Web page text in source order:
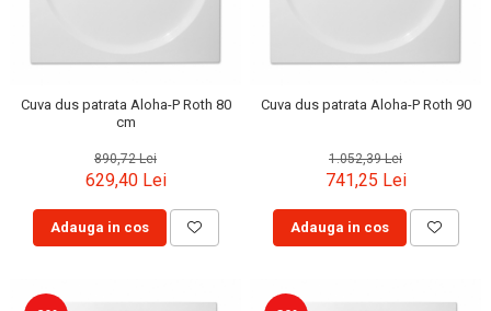
Cuva dus patrata Aloha-P Roth 80
cm
890,72 Lei
629,40 Lei
Adauga in cos
Cuva dus patrata Aloha-P Roth 90
1.052,39 Lei
741,25 Lei
Adauga in cos